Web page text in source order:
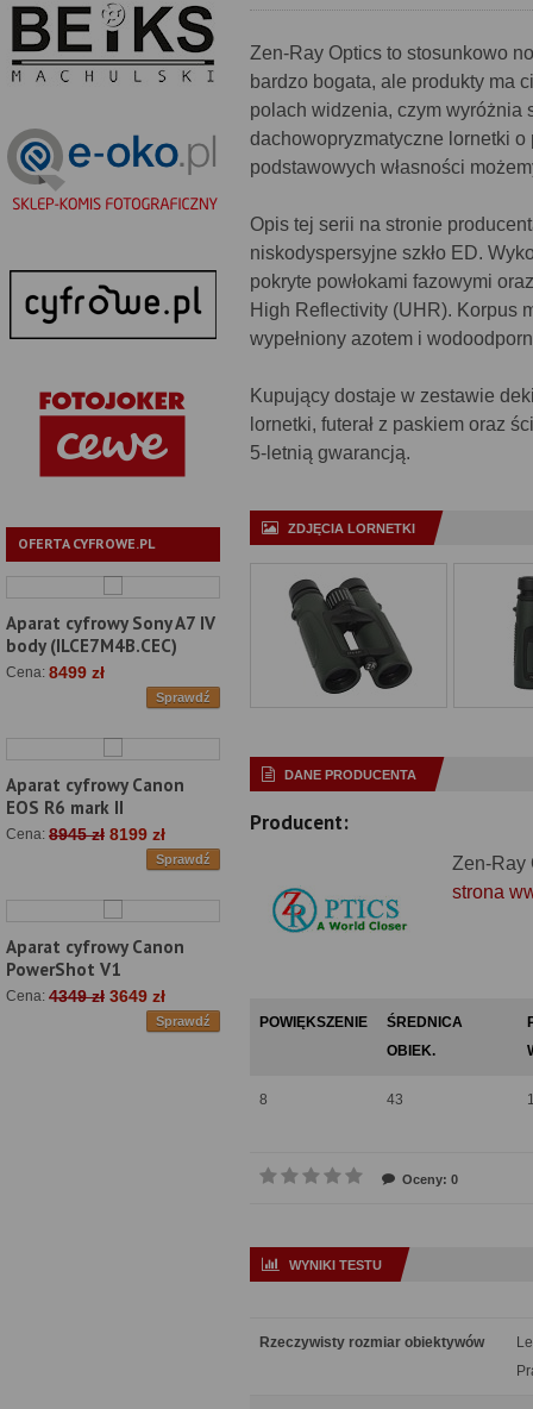
OFERTA CYFROWE.PL
Aparat cyfrowy Sony A7 IV
body (ILCE7M4B.CEC)
Cena: 8499 zł
Sprawdź
Aparat cyfrowy Canon
EOS R6 mark II
Cena: 8945 zł 8199 zł
Sprawdź
Aparat cyfrowy Canon
PowerShot V1
Cena: 4349 zł 3649 zł
Sprawdź
Zen-Ray Optics to stosunkowo
bardzo bogata, ale produkty ma
polach widzenia, czym wyróżnia
dachowopryzmatyczne lornetki
podstawowych własności
Opis tej serii na stronie
niskodyspersyjne szkło ED.
pokryte powłokami fazowymi
High Reflectivity (UHR). Korpus
wypełniony azotem i
Kupujący dostaje w zestawie
lornetki, futerał z paskiem oraz
5-letnią gwarancją.
ZDJĘCIA LORNETKI
DANE PRODUCENTA
Producent:
Zen-Ray
strona
POWIĘKSZENIE
ŚREDNICA
OBIEK.
8 43
Oceny: 0
WYNIKI TESTU
Rzeczywisty rozmiar obiektywów